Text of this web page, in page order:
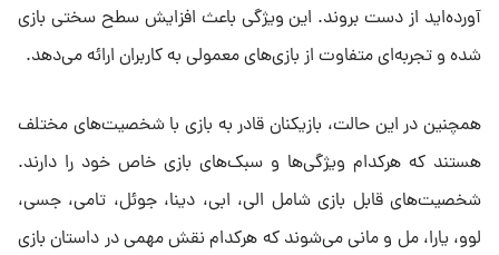
آورده‌اید از دست بروند. این ویژگی باعث افزایش سطح سختی بازی
شده و تجربه‌ای متفاوت از بازی‌های معمولی به کاربران ارائه می‌دهد.
همچنین در این حالت، بازیکنان قادر به بازی با شخصیت‌های مختلف
هستند که هرکدام ویژگی‌ها و سبک‌های بازی خاص خود را دارند.
شخصیت‌های قابل بازی شامل الی، ابی، دینا، جوئل، تامی، جسی،
لوو، یارا، مل و مانی می‌شوند که هرکدام نقش مهمی در داستان بازی